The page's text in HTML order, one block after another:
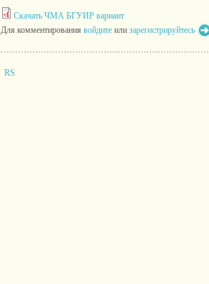
Скачать ЧМА БГУИР вариант
Для комментирования войдитеили зарегистрируйтесь